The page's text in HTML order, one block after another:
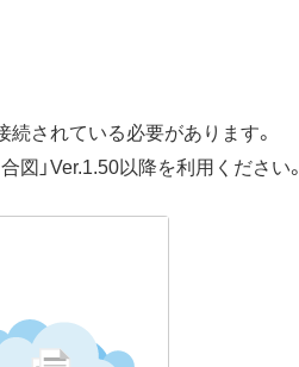
続されている必要があります。
」Ver.1.50以降を利用ください。